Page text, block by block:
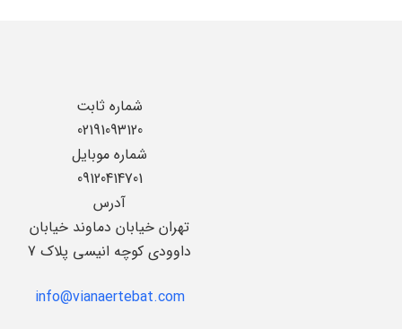
شماره ثابت
02191093120
شماره موبایل
09120414701
آدرس
تهران خیابان دماوند خیابان
داوودی کوچه انیسی پلاک 7
info@vianaertebat.com